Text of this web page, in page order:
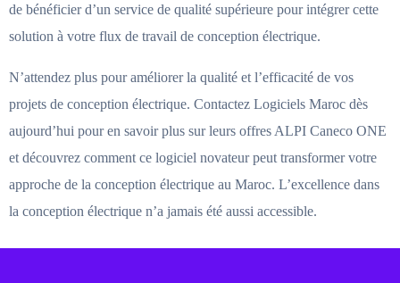
de bénéficier d’un service de qualité supérieure pour intégrer cette
solution à votre flux de travail de conception électrique.
N’attendez plus pour améliorer la qualité et l’efficacité de vos
projets de conception électrique. Contactez Logiciels Maroc dès
aujourd’hui pour en savoir plus sur leurs offres ALPI Caneco ONE
et découvrez comment ce logiciel novateur peut transformer votre
approche de la conception électrique au Maroc. L’excellence dans
la conception électrique n’a jamais été aussi accessible.